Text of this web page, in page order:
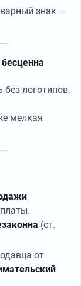
знак —
без логотипов,
мелкая
(ст.
от